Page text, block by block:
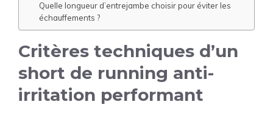
Quelle longueur d’entrejambe choisir pour éviter les
échauffements ?
Critères techniques d’un
short de running anti-
irritation performant